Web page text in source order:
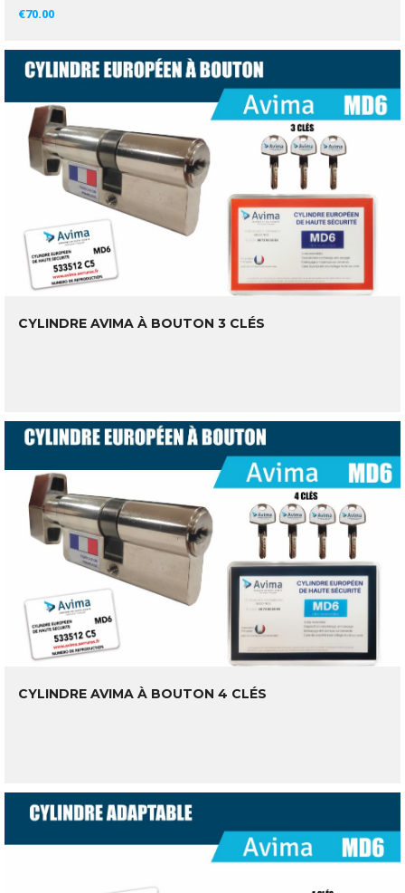
€70.00
CYLINDRE AVIMA À BOUTON 3 CLÉS
CYLINDRE AVIMA À BOUTON 4 CLÉS